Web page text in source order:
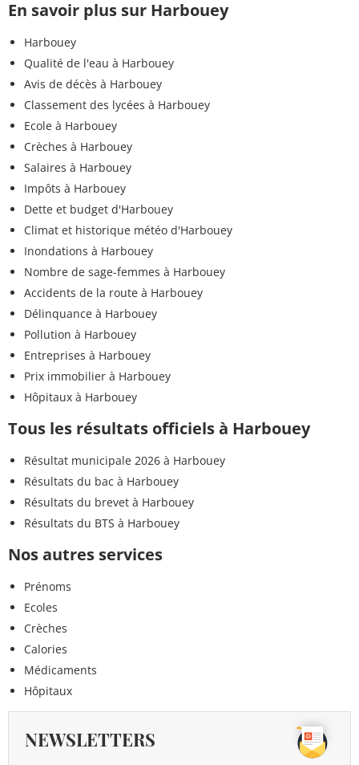
En savoir plus sur Harbouey
Harbouey
Qualité de l'eau à Harbouey
Avis de décès à Harbouey
Classement des lycées à Harbouey
Ecole à Harbouey
Crèches à Harbouey
Salaires à Harbouey
Impôts à Harbouey
Dette et budget d'Harbouey
Climat et historique météo d'Harbouey
Inondations à Harbouey
Nombre de sage-femmes à Harbouey
Accidents de la route à Harbouey
Délinquance à Harbouey
Pollution à Harbouey
Entreprises à Harbouey
Prix immobilier à Harbouey
Hôpitaux à Harbouey
Tous les résultats officiels à Harbouey
Résultat municipale 2026 à Harbouey
Résultats du bac à Harbouey
Résultats du brevet à Harbouey
Résultats du BTS à Harbouey
Nos autres services
Prénoms
Ecoles
Crèches
Calories
Médicaments
Hôpitaux
NEWSLETTERS